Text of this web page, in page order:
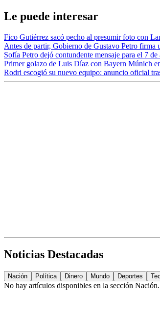
Le puede interesar
Fico Gutiérrez sacó pecho al presumir foto con
Antes de partir, Gobierno de Gustavo Petro firma
Sofía Petro dejó contundente mensaje para el 7 de
Primer golazo de Luis Díaz con Bayern Múnich
Rodri escogió su nuevo equipo: anuncio oficial
Noticias Destacadas
Nación Política Dinero Mundo Deportes
No hay artículos disponibles en la sección Nación.